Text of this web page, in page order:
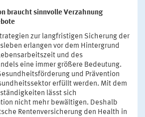
braucht sinnvolle Verzahnung
zur langfristigen Sicherung der
erlangen vor dem Hintergrund
und des
eine immer größere Bedeutung.
und Prävention
erfüllt werden. Mit dem
lässt sich
nicht mehr bewältigen. Deshalb
Rentenversicherung den Health in